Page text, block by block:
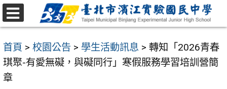
跳
至
要
內
容
首頁 > 校園公告 > 學生活動訊息 > 轉知「2026青春
琪聚-有愛無礙，與礙同行」寒假服務學習培訓營簡
章
選
單